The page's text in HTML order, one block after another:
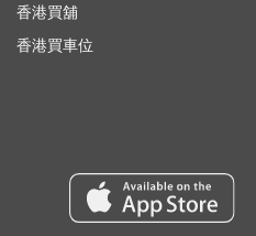
香港買舖
香港買車位